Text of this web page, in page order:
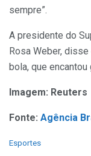
sempre”.
A presidente do
Rosa Weber,
bola, que
Imagem: Reuters
Fonte: Agência
C
Esportes